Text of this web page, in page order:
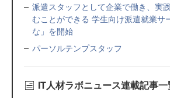
派遣スタッフとして企業で働き、実
むことができる 学生向け派遣就業サ
な」を開始
パーソルテンプスタッフ
IT人材ラボニュース連載記事